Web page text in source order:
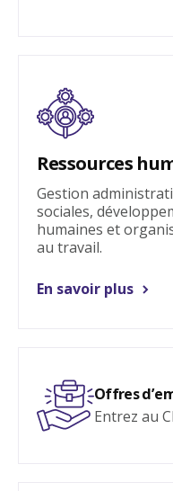
Ressources
Gestion
sociales,
humaines et
au travail.
En savoir plus
Offres
Entrez au